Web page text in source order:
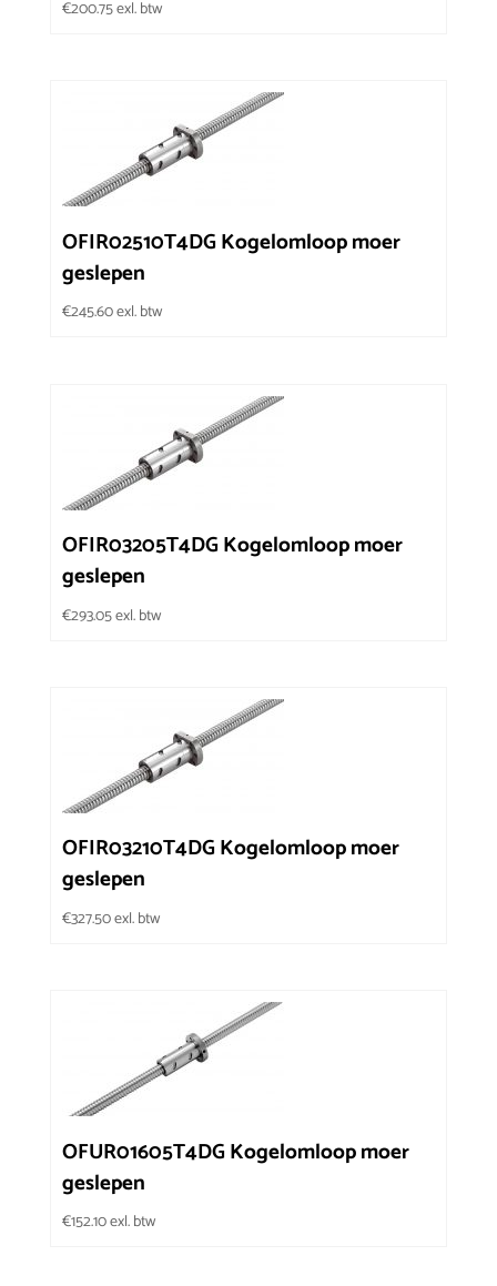
€200.75exl. btw
OFIR02510T4DG Kogelomloop moer
geslepen
€245.60exl. btw
OFIR03205T4DG Kogelomloop moer
geslepen
€293.05exl. btw
OFIR03210T4DG Kogelomloop moer
geslepen
€327.50exl. btw
OFUR01605T4DG Kogelomloop moer
geslepen
€152.10exl. btw